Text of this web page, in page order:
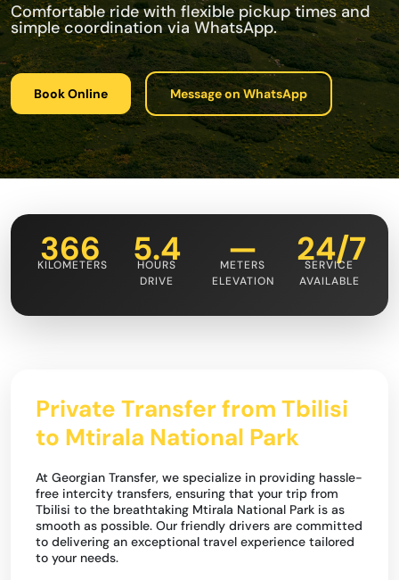
Comfortable ride with flexible pickup times and
simple coordination via WhatsApp.
Book Online Message on WhatsApp
366
KILOMETERS 5.4
HOURS
DRIVE
—
METERS
ELEVATION
24/7
SERVICE
AVAILABLE
Private Transfer from Tbilisi
to Mtirala National Park
At Georgian Transfer, we specialize in providing hassle-
free intercity transfers, ensuring that your trip from
Tbilisi to the breathtaking Mtirala National Park is as
smooth as possible. Our friendly drivers are committed
to delivering an exceptional travel experience tailored
to your needs.